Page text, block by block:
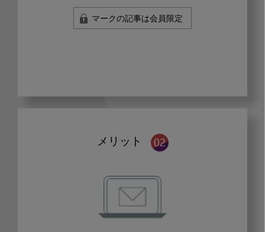
マークの記事は会員限定
メリット